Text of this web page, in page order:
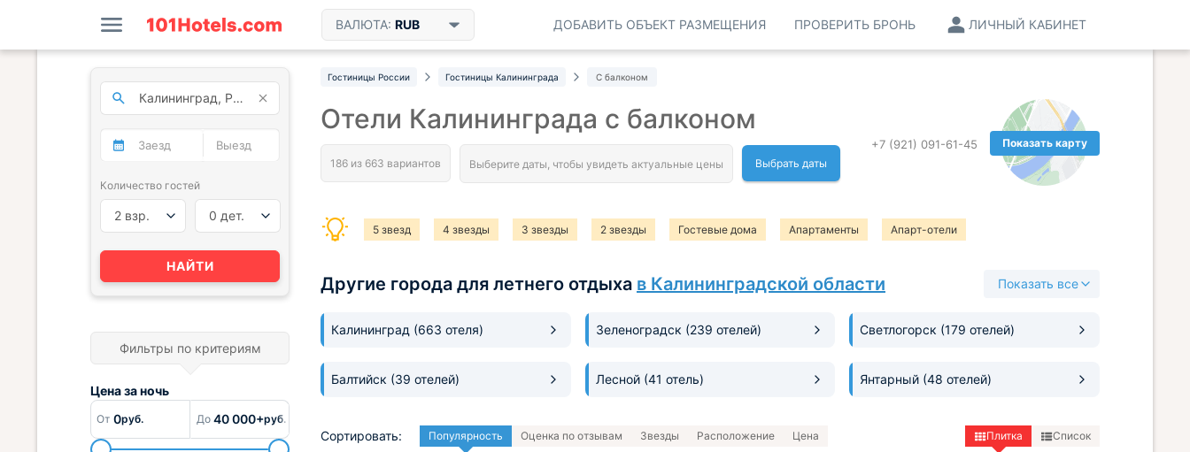
ВАЛЮТА: RUB ЛИЧНЫЙ КАБИНЕТ
ПРОВЕРИТЬ БРОНЬ
ДОБАВИТЬ ОБЪЕКТ РАЗМЕЩЕНИЯ
Гостиницы России Гостиницы Калининграда С балконом
Показать карту
+7 (921) 091-61-45
Отели Калининграда с балконом
Выбрать даты
5 звезд 4 звезды 3 звезды 2 звезды Гостевые дома Апартаменты Апарт-отели
Другие города для летнего отдыха в Калининградской области Показать все
Калининград (663 отеля) Зеленоградск (239 отелей) Светлогорск (179 отелей)
Балтийск (39 отелей) Лесной (41 отель) Янтарный (48 отелей)
Сортировать: Популярность Оценка по отзывам Звезды Расположение Цена Плитка Список
Количество гостей
2 взр. 0 дет.
НАЙТИ
Фильтры по критериям
Цена заночь
От 0руб. До 40 000+руб.